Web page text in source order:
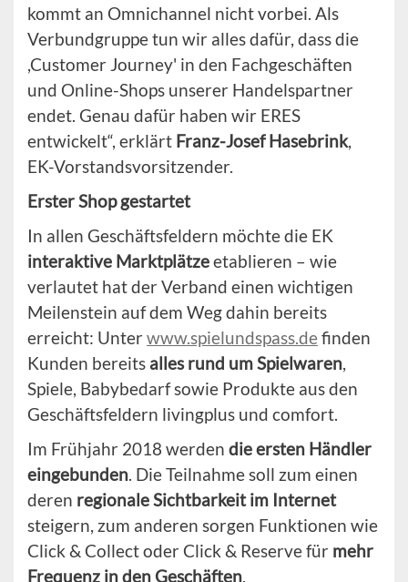
kommt an Omnichannel nicht vorbei. Als
Verbundgruppe tun wir alles dafür, dass die
,Customer Journey' in den Fachgeschäften
und Online-Shops unserer Handelspartner
endet. Genau dafür haben wir ERES
entwickelt“, erklärt Franz-Josef Hasebrink,
EK-Vorstandsvorsitzender.
Erster Shop gestartet
In allen Geschäftsfeldern möchte die EK
interaktive Marktplätzeetablieren – wie
verlautet hat der Verband einen wichtigen
Meilenstein auf dem Weg dahin bereits
erreicht: Unterwww.spielundspass.definden
Kunden bereits alles rund um Spielwaren,
Spiele, Babybedarf sowie Produkte aus den
Geschäftsfeldern livingplus und comfort.
Im Frühjahr 2018 werden die ersten Händler
eingebunden. Die Teilnahme soll zum einen
deren regionale Sichtbarkeit im Internet
steigern, zum anderen sorgen Funktionen wie
Click & Collect oder Click & Reserve für mehr
Frequenz in den Geschäften.